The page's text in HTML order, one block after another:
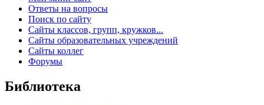
Ответы на вопросы
Поиск по сайту
Сайты классов, групп, кружков...
Сайты образовательных учреждений
Сайты коллег
Форумы
Библиотека